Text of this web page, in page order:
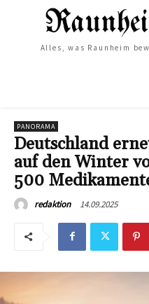
Alles, was Raunheim
PANORAMA
Deutschland
auf den Winter
500
redaktion 14.09.2025